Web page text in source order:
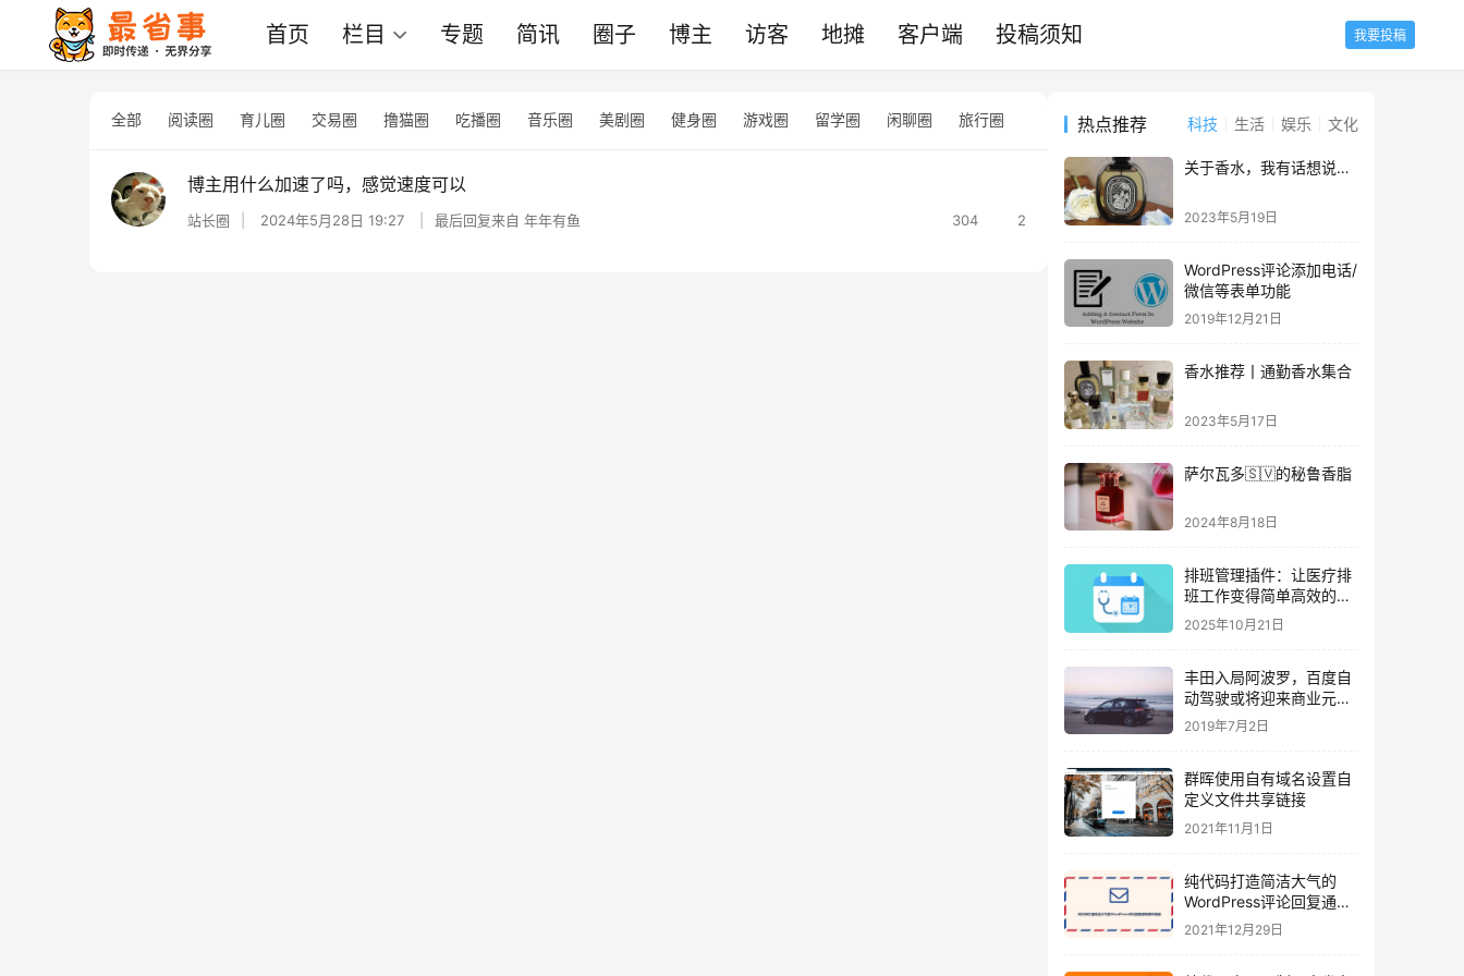
首页 栏目 专题 简讯 圈子 博主 访客 地摊 客户端 投稿须知 我要投稿
全部 阅读圈 育儿圈 交易圈 撸猫圈 吃播圈 音乐圈 美剧圈 健身圈 游戏圈 留学圈 闲聊圈 旅行圈 种草圈 设计圈 站长圈 数据圈 养鱼圈
博主用什么加速了吗，感觉速度可以
站长圈 2024年5月28日 19:27 最后回复来自 年年有鱼 304 2
热点推荐 科技 生活 娱乐 文化
关于香水，我有话想说…
2023年5月19日
WordPress评论添加电话/
微信等表单功能
2019年12月21日
香水推荐丨通勤香水集合
2023年5月17日
萨尔瓦多🇸🇻的秘鲁香脂
2024年8月18日
排班管理插件：让医疗排
班工作变得简单高效的专
业解决方案
2025年10月21日
丰田入局阿波罗，百度自
动驾驶或将迎来商业元
年？
2019年7月2日
群晖使用自有域名设置自
定义文件共享链接
2021年11月1日
纯代码打造简洁大气的
WordPress评论回复通知
邮件模版
2021年12月29日